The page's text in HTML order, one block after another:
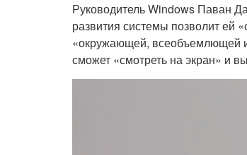
Руководитель Windows Паван
развития системы позволит ей
«окружающей, всеобъемлющей
сможет «смотреть на экран» и